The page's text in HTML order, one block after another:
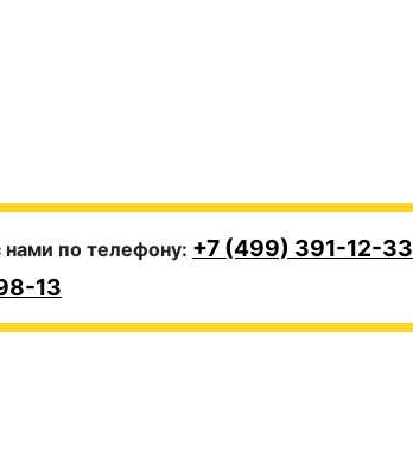
нами по телефону: +7 (499) 391-12-33
13